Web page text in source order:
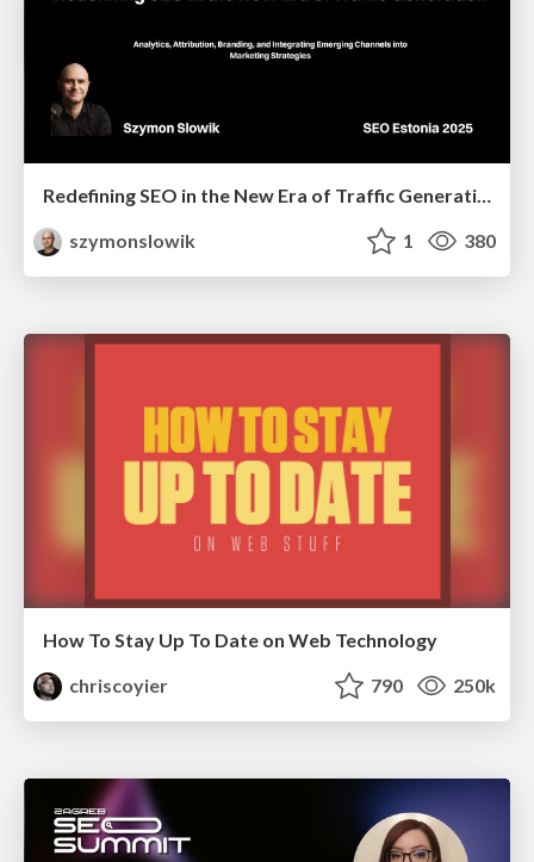
Redefining SEO in the New Era of Traffic Generation
szymonslowik
1 380
How To Stay Up To Date on Web Technology
chriscoyier
790 250k